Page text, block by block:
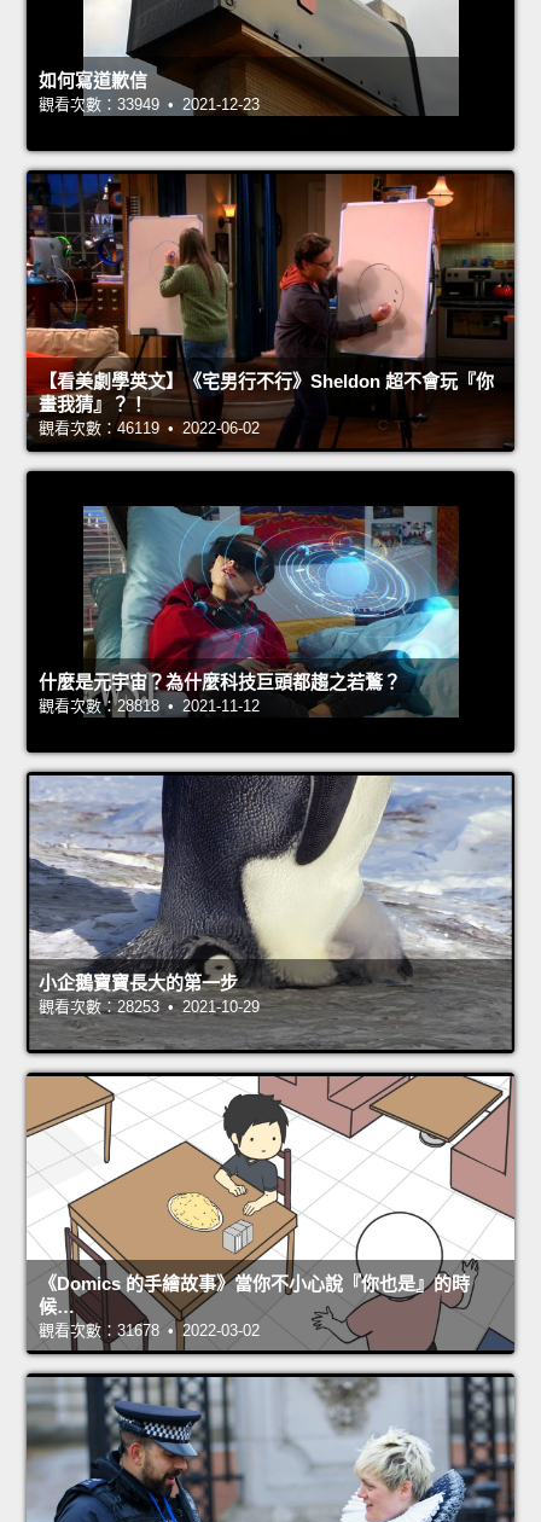
如何寫道歉信
觀看次數：33949 • 2021-12-23
【看美劇學英文】《宅男行不行》Sheldon 超不會玩『你
畫我猜』？！
觀看次數：46119 • 2022-06-02
什麼是元宇宙？為什麼科技巨頭都趨之若鶩？
觀看次數：28818 • 2021-11-12
小企鵝寶寶長大的第一步
觀看次數：28253 • 2021-10-29
《Domics 的手繪故事》當你不小心說『你也是』的時
候…
觀看次數：31678 • 2022-03-02